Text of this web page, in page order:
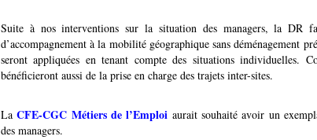
Suite à nos interventions sur la situation des managers, la DR
d’accompagnement à la mobilité géographique sans déménagement
seront appliquées en tenant compte des situations individuelles.
bénéficieront aussi de la prise en charge des trajets inter-sites.
LaCFE-CGC Métiers de l’Emploi aurait souhaité avoir un
des managers.